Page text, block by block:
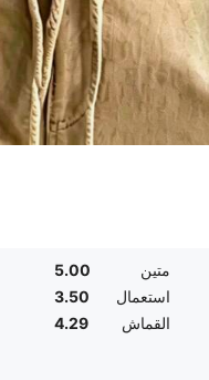
متين
5.00
استعمال
3.50
القماش
4.29